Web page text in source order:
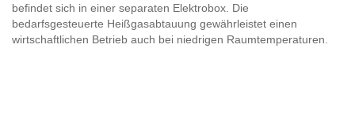
befindet sich in einer separaten Elektrobox. Die
bedarfsgesteuerte Heißgasabtauung gewährleistet einen
wirtschaftlichen Betrieb auch bei niedrigen Raumtemperaturen.